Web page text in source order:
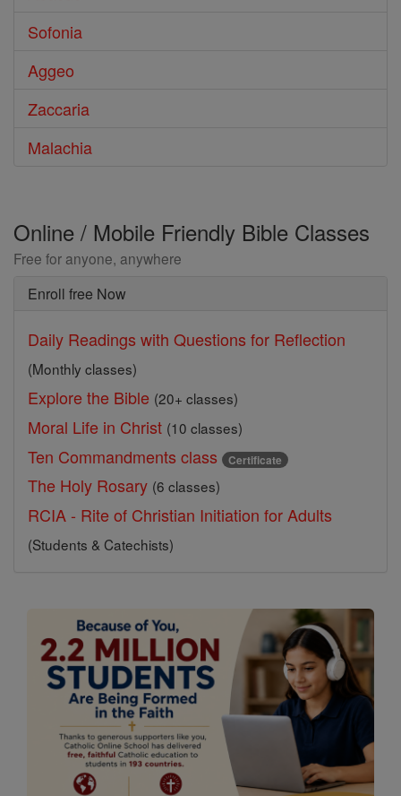
Sofonia
Aggeo
Zaccaria
Malachia
Online / Mobile Friendly Bible Classes
Free for anyone, anywhere
Enroll free Now
Daily Readings with Questions for Reflection
(Monthly classes)
Explore the Bible (20+ classes)
Moral Life in Christ (10 classes)
Ten Commandments class Certificate
The Holy Rosary (6 classes)
RCIA - Rite of Christian Initiation for Adults
(Students & Catechists)